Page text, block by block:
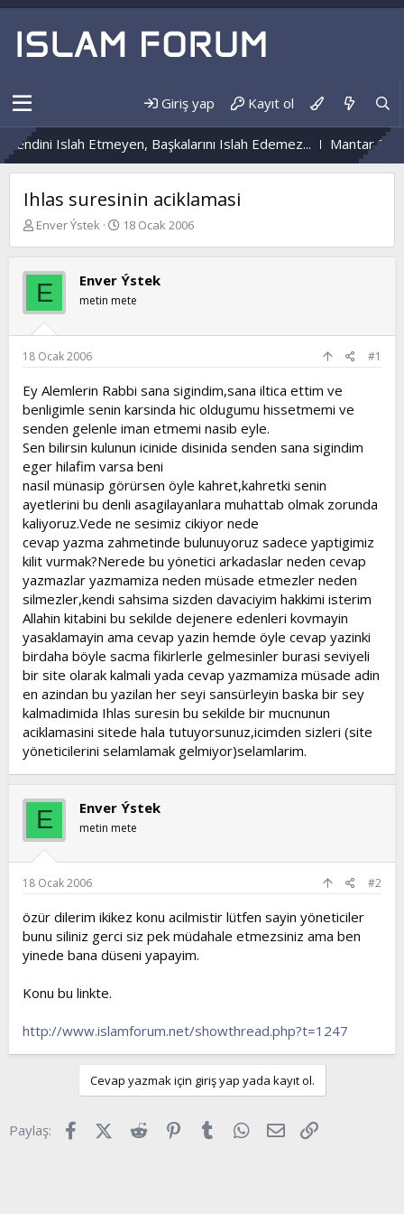
Giriş yap Kayıt ol
Islah Etmeyen, Başkalarını Islah Edemez... Mantar
Ihlas suresinin aciklamasi
K
b
u
y
u
b
a
l
t
a
n
Enver Ýstek
B
l
a
n
ı
a
r
h
i
18 Ocak 2006
E Enver Ýstek
metin mete
18 Ocak 2006 #1
Ey Alemlerin Rabbi sana sigindim,sana iltica ettim ve
benligimle senin karsinda hic oldugumu hissetmemi ve
senden gelenle iman etmemi nasib eyle.
Sen bilirsin kulunun icinide disinida senden sana sigindim
eger hilafim varsa beni
nasil münasip görürsen öyle kahret,kahretki senin
ayetlerini bu denli asagilayanlara muhattab olmak zorunda
kaliyoruz.Vede ne sesimiz cikiyor nede
cevap yazma zahmetinde bulunuyoruz sadece yaptigimiz
kilit vurmak?Nerede bu yönetici arkadaslar neden cevap
yazmazlar yazmamiza neden müsade etmezler neden
silmezler,kendi sahsima sizden davaciyim hakkimi isterim
Allahin kitabini bu sekilde dejenere edenleri kovmayin
yasaklamayin ama cevap yazin hemde öyle cevap yazinki
birdaha böyle sacma fikirlerle gelmesinler burasi seviyeli
bir site olarak kalmali yada cevap yazmamiza müsade adin
en azindan bu yazilan her seyi sansürleyin baska bir sey
kalmadimida Ihlas suresin bu sekilde bir mucnunun
aciklamasini sitede hala tutuyorsunuz,icimden sizleri (site
yöneticilerini selamlamak gelmiyor)selamlarim.
E Enver Ýstek
metin mete
18 Ocak 2006 #2
özür dilerim ikikez konu acilmistir lütfen sayin yöneticiler
bunu siliniz gerci siz pek müdahale etmezsiniz ama ben
yinede bana düseni yapayim.
Konu bu linkte.
http://www.islamforum.net/showthread.php?t=1247
Cevap yazmak için giriş yap yada kayıt ol.
Paylaş: FacebookX (Twitter)
Reddit Pinterest
Tumblr WhatsApp
E-posta